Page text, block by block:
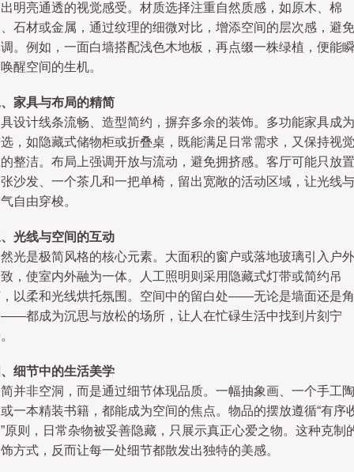
明亮通透的视觉感受。材质选择注重自然质感，如原木、棉
石材或金属，通过纹理的细微对比，增添空间的层次感，避免
。例如，一面白墙搭配浅色木地板，再点缀一株绿植，便能瞬
醒空间的生机。
家具与布局的精简
设计线条流畅、造型简约，摒弃多余的装饰。多功能家具成为
，如隐藏式储物柜或折叠桌，既能满足日常需求，又保持视觉
整洁。布局上强调开放与流动，避免拥挤感。客厅可能只放置
沙发、一个茶几和一把单椅，留出宽敞的活动区域，让光线与
自由穿梭。
光线与空间的互动
光是极简风格的核心元素。大面积的窗户或落地玻璃引入户外
，使室内外融为一体。人工照明则采用隐藏式灯带或简约吊
以柔和光线烘托氛围。空间中的留白处——无论是墙面还是角
都成为沉思与放松的场所，让人在忙碌生活中找到片刻宁
细节中的生活美学
并非空洞，而是通过细节体现品质。一幅抽象画、一个手工陶
一本精装书籍，都能成为空间的焦点。物品的摆放遵循“有序
原则，日常杂物被妥善隐藏，只展示真正心爱之物。这种克制
方式，反而让每一处细节都散发出独特的美感。